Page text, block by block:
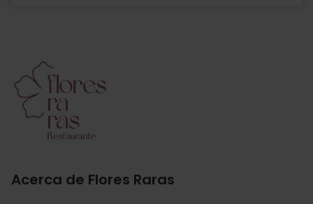
Acerca de Flores Raras